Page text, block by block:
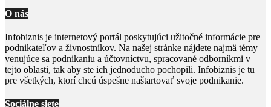
O nás
Infobiznis je internetový portál poskytujúci užitočné informácie pre
podnikateľov a živnostníkov. Na našej stránke nájdete najmä témy
venujúce sa podnikaniu a účtovníctvu, spracované odborníkmi v
tejto oblasti, tak aby ste ich jednoducho pochopili. Infobiznis je tu
pre všetkých, ktorí chcú úspešne naštartovať svoje podnikanie.
Sociálne siete